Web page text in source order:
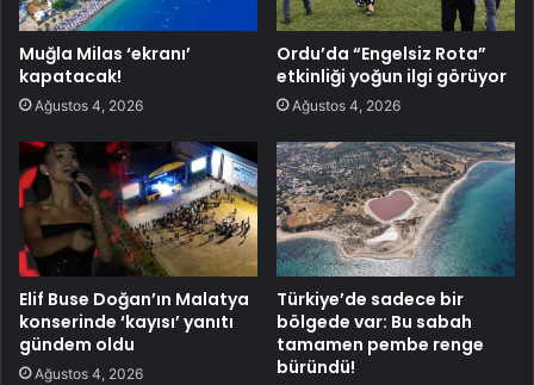
Muğla Milas ‘ekranı’
kapatacak!
Ağustos 4, 2026
Ordu’da “Engelsiz Rota”
etkinliği yoğun ilgi görüyor
Ağustos 4, 2026
Elif Buse Doğan’ın Malatya
konserinde ‘kayısı’ yanıtı
gündem oldu
Ağustos 4, 2026
Türkiye’de sadece bir
bölgede var: Bu sabah
tamamen pembe renge
büründü!